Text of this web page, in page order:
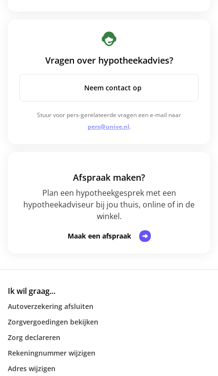
Vragen over hypotheekadvies?
Neem contact op
Stuur voor pers-gerelateerde vragen een e-mail naar
pers@unive.nl.
Afspraak maken?
Plan een hypotheekgesprek met een
hypotheekadviseur bij jou thuis, online of in de
winkel.
Maak een afspraak
Ik wil graag...
Autoverzekering afsluiten
Zorgvergoedingen bekijken
Zorg declareren
Rekeningnummer wijzigen
Adres wijzigen